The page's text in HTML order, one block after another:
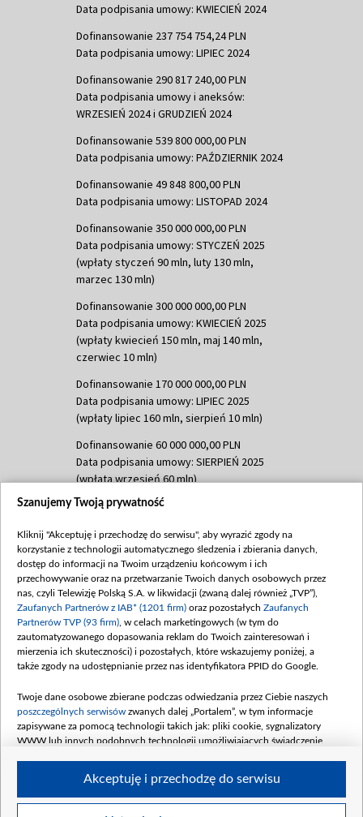
Data podpisania umowy: KWIECIEŃ 2024
Dofinansowanie 237 754 754,24 PLN
Data podpisania umowy: LIPIEC 2024
Dofinansowanie 290 817 240,00 PLN
Data podpisania umowy i aneksów:
WRZESIEŃ 2024 i GRUDZIEŃ 2024
Dofinansowanie 539 800 000,00 PLN
Data podpisania umowy: PAŹDZIERNIK 2024
Dofinansowanie 49 848 800,00 PLN
Data podpisania umowy: LISTOPAD 2024
Dofinansowanie 350 000 000,00 PLN
Data podpisania umowy: STYCZEŃ 2025
(wpłaty styczeń 90 mln, luty 130 mln,
marzec 130 mln)
Dofinansowanie 300 000 000,00 PLN
Data podpisania umowy: KWIECIEŃ 2025
(wpłaty kwiecień 150 mln, maj 140 mln,
czerwiec 10 mln)
Dofinansowanie 170 000 000,00 PLN
Data podpisania umowy: LIPIEC 2025
(wpłaty lipiec 160 mln, sierpień 10 mln)
Dofinansowanie 60 000 000,00 PLN
Data podpisania umowy: SIERPIEŃ 2025
(wpłata wrzesień 60 mln)
Dofinansowanie 635 783 051,21 PLN
(wpłata wrzesień 100 mln, październik 350
mln, listopad 265 mln)
Dofinansowanie 48 862 000,00 PLN
Data podpisania umowy: GRUDZIEŃ 2025
(wpłata grudzień 60,548 mln)
Dofinansowanie 900 000 000,00 PLN
Data podpisania umowy: LUTY 2026 (wpłata
kwiecień 180 mln, 7 maja 180 mln, 8
czerwca 90 mln)
Dofinansowanie 250 000 000,00 PLN
4 sierpnia 250 mln
Szanujemy Twoją prywatność
Kliknij "Akceptuję i przechodzę do serwisu", aby wyrazić zgody na
korzystanie z technologii automatycznego śledzenia i zbierania danych,
dostęp do informacji na Twoim urządzeniu końcowym i ich
przechowywanie oraz na przetwarzanie Twoich danych osobowych przez
nas, czyli Telewizję Polską S.A. w likwidacji (zwaną dalej również „TVP”),
Zaufanych Partnerów z IAB* (1201 firm) oraz pozostałych Zaufanych
Partnerów TVP (93 firm) , w celach marketingowych (w tym do
zautomatyzowanego dopasowania reklam do Twoich zainteresowań i
mierzenia ich skuteczności) i pozostałych, które wskazujemy poniżej, a
także zgody na udostępnianie przez nas identyfikatora PPID do Google.
Twoje dane osobowe zbierane podczas odwiedzania przez Ciebie naszych
poszczególnych serwisów zwanych dalej „Portalem”, w tym informacje
zapisywane za pomocą technologii takich jak: pliki cookie, sygnalizatory
WWW lub innych podobnych technologii umożliwiających świadczenie
Akceptuję i przechodzę do serwisu